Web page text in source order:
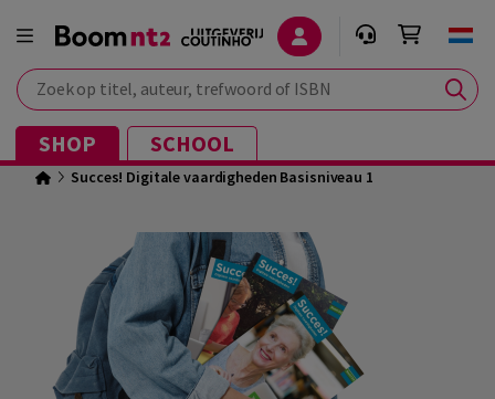
Zoek op titel, auteur, trefwoord of ISBN
SHOP SCHOOL
Succes! Digitale vaardigheden Basisniveau 1